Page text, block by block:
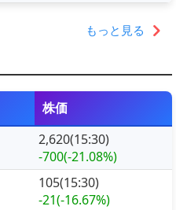
もっと見る
株価
2,620(15:30)
-700(-21.08%)
105(15:30)
-21(-16.67%)